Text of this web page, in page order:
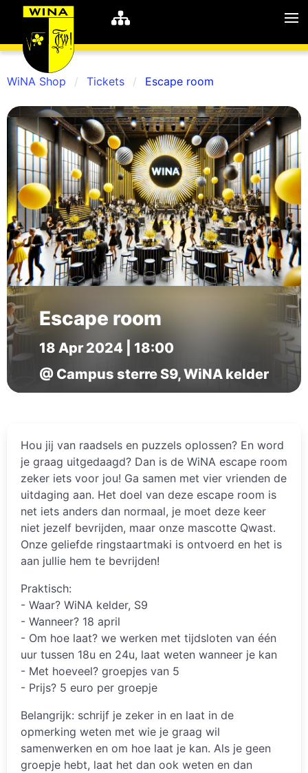
WiNA MyWiNA
Career
Shop
Studie
Home
Schachten
WiNA Shop Tickets Escape room
Escape room
18 Apr 2024 | 18:00
@ Campus sterre S9, WiNA kelder
Hou jij van raadsels en puzzels oplossen? En word
je graag uitgedaagd? Dan is de WiNA escape room
zeker iets voor jou! Ga samen met vier vrienden de
uitdaging aan. Het doel van deze escape room is
net iets anders dan normaal, je moet deze keer
niet jezelf bevrijden, maar onze mascotte Qwast.
Onze geliefde ringstaartmaki is ontvoerd en het is
aan jullie hem te bevrijden!
Praktisch:
- Waar? WiNA kelder, S9
- Wanneer? 18 april
- Om hoe laat? we werken met tijdsloten van één
uur tussen 18u en 24u, laat weten wanneer je kan
- Met hoeveel? groepjes van 5
- Prijs? 5 euro per groepje
Belangrijk: schrijf je zeker in en laat in de
opmerking weten met wie je graag wil
samenwerken en om hoe laat je kan. Als je geen
groepje hebt, laat het dan ook weten en dan